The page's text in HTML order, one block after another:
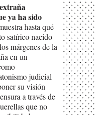
ya ha sido
hasta qué
satírico nacido
márgenes de la
en un
judicial
su visión
a través de
que no